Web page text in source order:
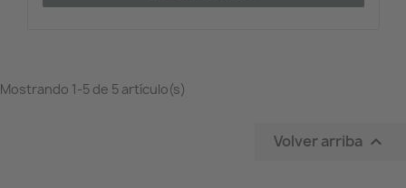
Mostrando 1-5 de 5 artículo(s)
Volver arriba 